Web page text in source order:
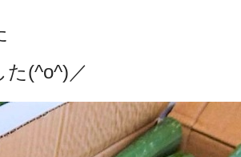
た(^o^)／